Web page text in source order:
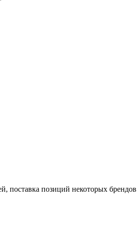
поставка позиций некоторых